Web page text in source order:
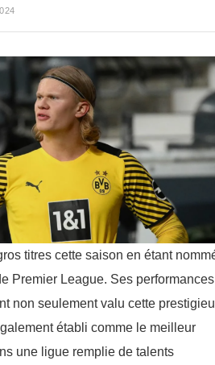
titres cette saison en étant
Premier League. Ses performances
non seulement valu cette
établi comme le meilleur
une ligue remplie de talents